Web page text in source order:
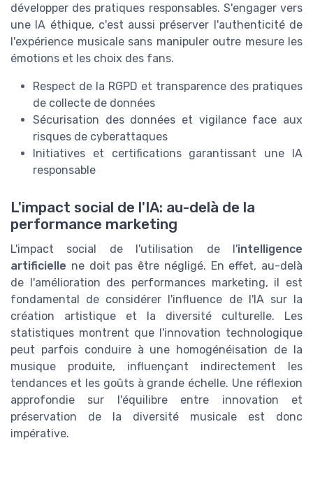
développer des pratiques responsables. S'engager vers
une IA éthique, c'est aussi préserver l'authenticité de
l'expérience musicale sans manipuler outre mesure les
émotions et les choix des fans.
Respect de la RGPD et transparence des pratiques
de collecte de données
Sécurisation des données et vigilance face aux
risques de cyberattaques
Initiatives et certifications garantissant une IA
responsable
L'impact social de l'IA: au-delà de la
performance marketing
L'impact social de l'utilisation de l'intelligence
artificielle ne doit pas être négligé. En effet, au-delà
de l'amélioration des performances marketing, il est
fondamental de considérer l'influence de l'IA sur la
création artistique et la diversité culturelle. Les
statistiques montrent que l'innovation technologique
peut parfois conduire à une homogénéisation de la
musique produite, influençant indirectement les
tendances et les goûts à grande échelle. Une réflexion
approfondie sur l'équilibre entre innovation et
préservation de la diversité musicale est donc
impérative.